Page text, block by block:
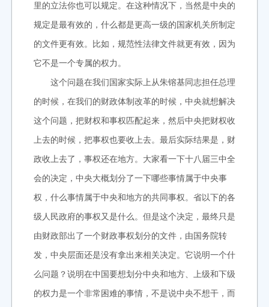
里的立法你也可以规定。在这种情况下，当然是中央的
规定是最有效的，什么都是更高一级的国家机关所制定
的文件更有效。比如，规范性法律文件就更有效，因为
它不是一个专属的权力。
这个问题在我们国家实际上从朱镕基同志担任总理
的时候，在我们的财政体制改革的时候，中央就想解决
这个问题，把财权和事权匹配起来，然后中央把财权收
上去的时候，把事权也要收上去。最后实际结果是，财
政收上去了，事权还在地方。大家看一下十八届三中全
会的决定，中央大概划分了一下哪些事情属于中央事
权，什么事情属于中央和地方的共同事权。省以下的各
级人民政府的事权又是什么。但是这个决定，最终只是
由财政部出了一个财政事权划分的文件，由国务院转
发，中央层面还是没有拿出来相关决定。它说明一个什
么问题？说明在中国要想划分中央和地方、上级和下级
的权力是一个非常困难的事情，不是说中央不想干，而